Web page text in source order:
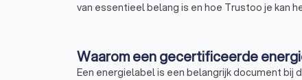
van essentieel belang is en hoe Trustoo je kan
Waarom een gecertificeerde
Een energielabel is een belangrijk document bij